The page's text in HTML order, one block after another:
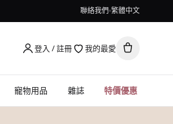
聯絡我們 繁體中文
登入 / 註冊 我的最愛
寵物用品 雜誌 特價優惠